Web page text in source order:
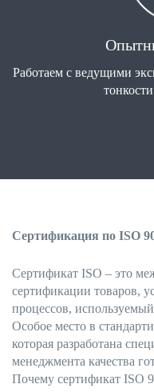
Работаем с ведущими
Сертификация по ISO
Сертификат ISO – это
сертификации товаров,
процессов,
Особое место в
которая разработана
менеджмента качества
Почему сертификат ISO